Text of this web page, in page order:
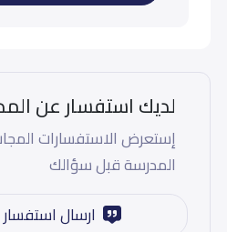
لديك استفسار عن
إستعرض الاستفسارات
المدرسة قبل سؤالك
ارسال